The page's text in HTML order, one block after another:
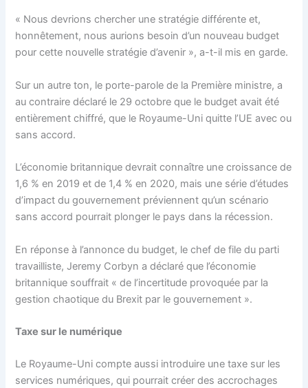
« Nous devrions chercher une stratégie différente et,
honnêtement, nous aurions besoin d’un nouveau budget
pour cette nouvelle stratégie d’avenir », a-t-il mis en garde.
Sur un autre ton, le porte-parole de la Première ministre, a
au contraire déclaré le 29 octobre que le budget avait été
entièrement chiffré, que le Royaume-Uni quitte l’UE avec ou
sans accord.
L’économie britannique devrait connaître une croissance de
1,6 % en 2019 et de 1,4 % en 2020, mais une série d’études
d’impact du gouvernement préviennent qu’un scénario
sans accord pourrait plonger le pays dans la récession.
En réponse à l’annonce du budget, le chef de file du parti
travailliste, Jeremy Corbyn a déclaré que l’économie
britannique souffrait « de l’incertitude provoquée par la
gestion chaotique du Brexit par le gouvernement ».
Taxe sur le numérique
Le Royaume-Uni compte aussi introduire une taxe sur les
services numériques, qui pourrait créer des accrochages